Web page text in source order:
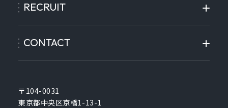
〒104-0031
東京都中央区京橋1-13-1
RECRUIT
CONTACT